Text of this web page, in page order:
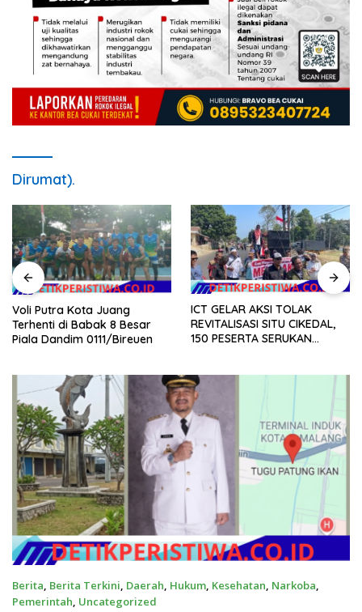
Dirumat).
Voli Putra Kota Juang
Terhenti di Babak 8 Besar
Piala Dandim 0111/Bireuen
ICT GELAR AKSI TOLAK
REVITALISASI SITU CIKEDAL,
150 PESERTA SERUKAN
Berita, Berita Terkini, Daerah, Hukum, Kesehatan, Narkoba,
Pemerintah, Uncategorized